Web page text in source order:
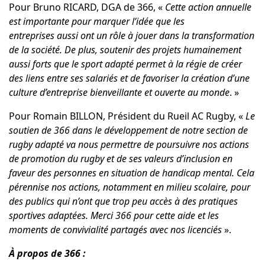
Pour Bruno RICARD, DGA de 366, « Cette action annuelle
est importante pour marquer l’idée que les
entreprisesaussiontunrôle à jouer dans la transformation
de la société. De plus, soutenir des projets humainement
aussi forts que le sport adapté permet à la régie de créer
des liens entre ses salariés et de favoriser la création d’une
culture d’entreprise bienveillante et ouverte au monde. »
Pour Romain BILLON, Président du Rueil AC Rugby, «Le
soutien de 366 dans le développement de notre section de
rugby adapté va nous permettre de poursuivre nos actions
de promotion du rugbyetde ses valeurs d’inclusion en
faveur des personnes en situation de handicap mental. Cela
pérennise nos actions, notamment en milieu scolaire, pour
des publics qui n’ont que trop peu accès à des pratiques
sportives adaptées. Merci 366 pour cette aide et les
moments de convivialité partagés avec nos licenciés».
À propos de 366 :